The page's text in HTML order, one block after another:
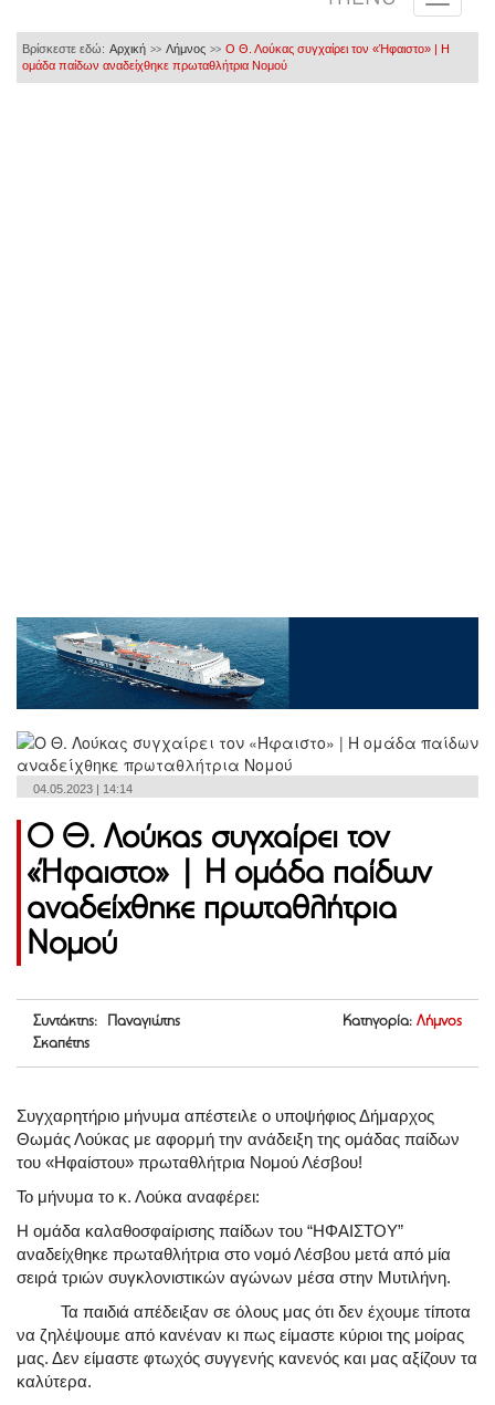
Βρίσκεστε εδώ: Αρχική >> Λήμνος >> Ο Θ. Λούκας συγχαίρει τον «Ήφαιστο» | Η
ομάδα παίδων αναδείχθηκε πρωταθλήτρια Νομού
04.05.2023 | 14:14
Ο Θ. Λούκας συγχαίρει τον
«Ήφαιστο» | Η ομάδα παίδων
αναδείχθηκε πρωταθλήτρια
Νομού
Συντάκτης: Παναγιώτης
Σκαπέτης
Κατηγορία: Λήμνος
Συγχαρητήριο μήνυμα απέστειλε ο υποψήφιος Δήμαρχος
Θωμάς Λούκας με αφορμή την ανάδειξη της ομάδας παίδων
του «Ηφαίστου» πρωταθλήτρια Νομού Λέσβου!
Το μήνυμα το κ. Λούκα αναφέρει:
Η ομάδα καλαθοσφαίρισης παίδων του “ΗΦΑΙΣΤΟΥ”
αναδείχθηκε πρωταθλήτρια στο νομό Λέσβου μετά από μία
σειρά τριών συγκλονιστικών αγώνων μέσα στην Μυτιλήνη.
Τα παιδιά απέδειξαν σε όλους μας ότι δεν έχουμε τίποτα
να ζηλέψουμε από κανέναν κι πως είμαστε κύριοι της μοίρας
μας. Δεν είμαστε φτωχός συγγενής κανενός και μας αξίζουν τα
καλύτερα.